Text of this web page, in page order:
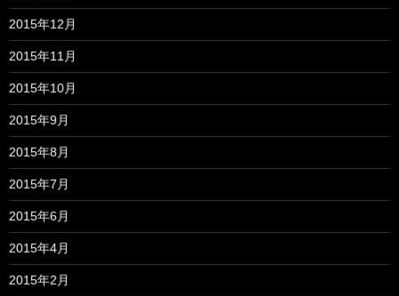
2015年12月
2015年11月
2015年10月
2015年9月
2015年8月
2015年7月
2015年6月
2015年4月
2015年2月